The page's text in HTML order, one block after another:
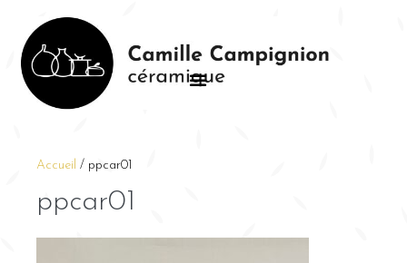
Accueil / ppcar01
ppcar01